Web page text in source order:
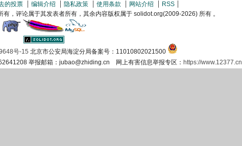
的投票 编辑介绍 隐私政策 使用条款 网站介绍
RSS
，评论属于其发表者所有，其余内容版权属于 solidot.org(2009-2026) 所有 。
号-15 北京市公安局海淀分局备案号：11010802021500
举报邮箱：jubao@zhiding.cn 网上有害信息举报专区： https://www.12377.cn